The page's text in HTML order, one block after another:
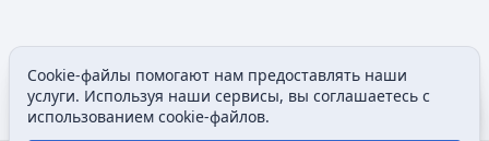
Cookie-файлы помогают нам предоставлять наши
услуги. Используя наши сервисы, вы соглашаетесь с
использованием cookie-файлов.